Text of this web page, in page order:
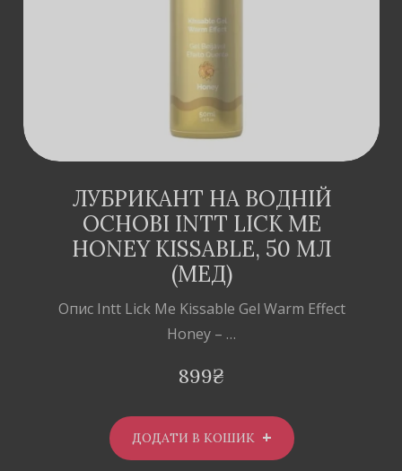
ЛУБРИКАНТ НА ВОДНІЙ
ОСНОВІ INTT LICK ME
HONEY KISSABLE, 50 МЛ
(МЕД)
Опис Intt Lick Me Kissable Gel Warm Effect
Honey – …
899₴
ДОДАТИ В КОШИК